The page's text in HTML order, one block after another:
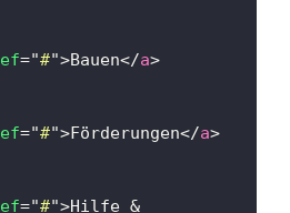
="#">Bauen</a>
="#">Förderungen</a>
="#">Hilfe &